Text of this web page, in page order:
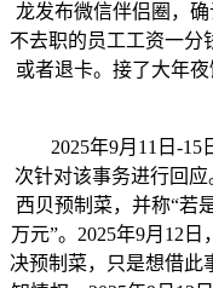
龙发布微信伴侣圈，
不去职的员工工资一分
或者退卡。接了大年
2025年9月11日-15
次针对该事务进行回
西贝预制菜，并称“若
万元”。2025年9月12
决预制菜，只是想借此